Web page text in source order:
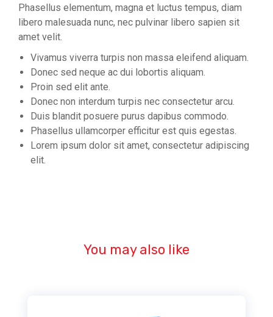
Phasellus elementum, magna et luctus tempus, diam
libero malesuada nunc, nec pulvinar libero sapien sit
amet velit.
Vivamus viverra turpis non massa eleifend aliquam.
Donec sed neque ac dui lobortis aliquam.
Proin sed elit ante.
Donec non interdum turpis nec consectetur arcu.
Duis blandit posuere purus dapibus commodo.
Phasellus ullamcorper efficitur est quis egestas.
Lorem ipsum dolor sit amet, consectetur adipiscing
elit.
You may also like